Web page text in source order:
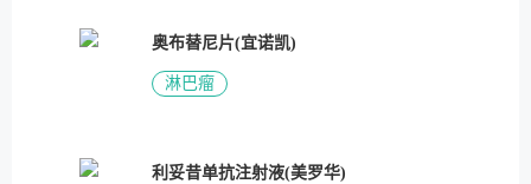
奥布替尼片(宜诺凯)
淋巴瘤
利妥昔单抗注射液(美罗华)